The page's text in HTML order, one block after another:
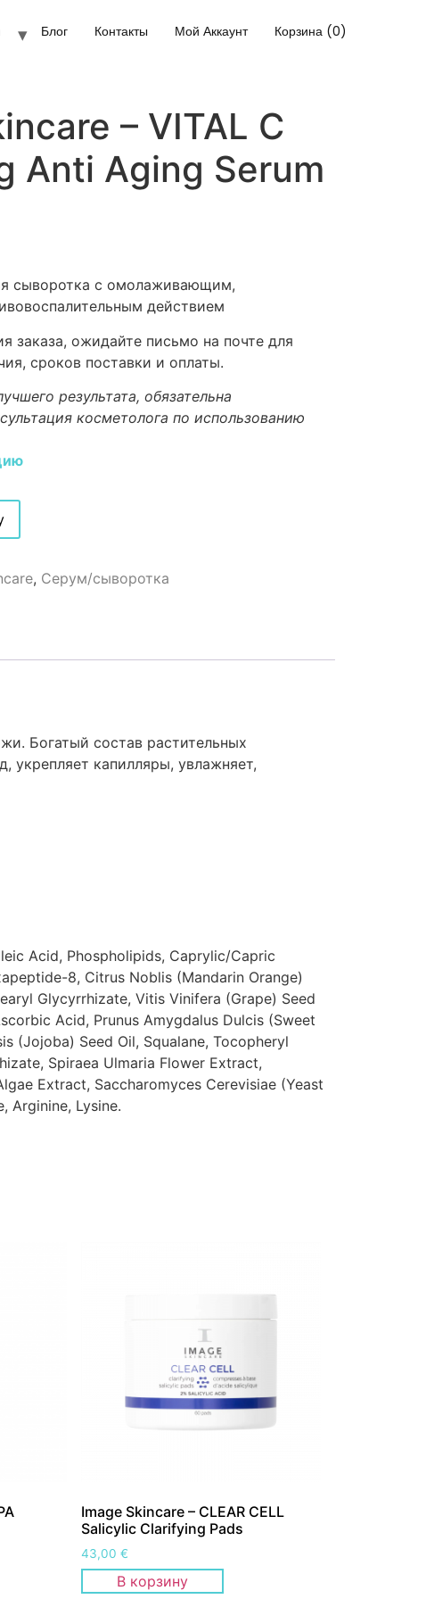
Блог Контакты Мой Аккаунт Корзина (0)
– VITAL C
Anti Aging Serum
сыворотка с омолаживающим,
действием
заказа, ожидайте письмо на почте для
сроков поставки и оплаты.
результата, обязательна
косметолога по использованию
, Серум/сыворотка
Богатый состав растительных
укрепляет капилляры, увлажняет,
Acid, Phospholipids, Caprylic/Capric
8, Citrus Noblis (Mandarin Orange)
Glycyrrhizate, Vitis Vinifera (Grape) Seed
Acid, Prunus Amygdalus Dulcis (Sweet
(Jojoba) Seed Oil, Squalane, Tocopheryl
Spiraea Ulmaria Flower Extract,
Extract, Saccharomyces Cerevisiae (Yeast
Arginine, Lysine.
Image Skincare – CLEAR CELL
Salicylic Clarifying Pads
43,00 €
В корзину